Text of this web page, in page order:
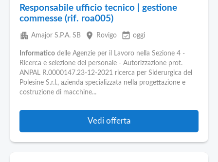
Responsabile ufficio tecnico | gestione
commesse (rif. roa005)
apartment Amajor S.P.A. SB place Rovigo event_available oggi
Informatico delle Agenzie per il Lavoro nella Sezione 4 -
Ricerca e selezione del personale - Autorizzazione prot.
ANPAL R.0000147.23-12-2021 ricerca per Siderurgica del
Polesine S.r.l., azienda specializzata nella progettazione e
costruzione di macchine...
Vedi offerta